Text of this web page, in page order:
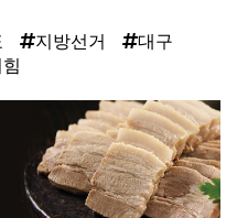
지방선거
대구